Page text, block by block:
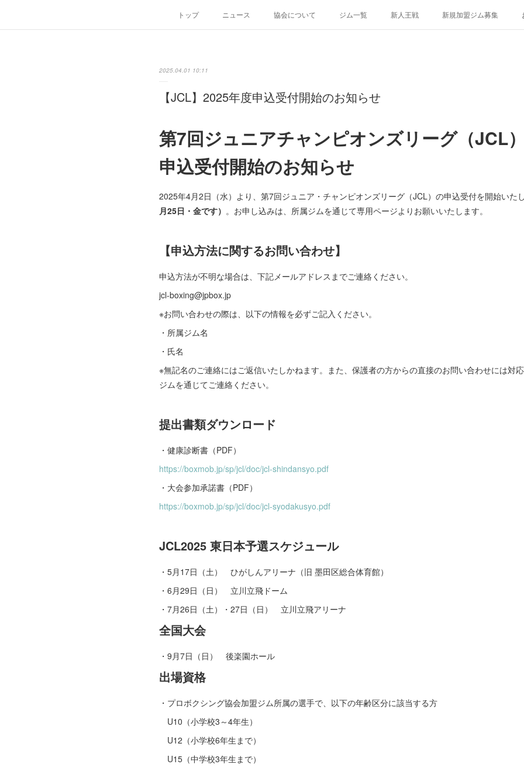
トップ ニュース 協会について ジム一覧 新人王戦 新規加盟ジム募集
2025.04.01 10:11
【JCL】2025年度申込受付開始のお知らせ
第7回ジュニアチャンピオンズリーグ（JCL）
申込受付開始のお知らせ
2025年4月2日（水）より、第7回ジュニア・チャンピオンズリーグ（JCL）の申込受付を開始いた
月25日・金です） 。お申し込みは、所属ジムを通じて専用ページよりお願いいたします。
【申込方法に関するお問い合わせ】
申込方法が不明な場合は、下記メールアドレスまでご連絡ください。
jcl-boxing@jpbox.jp
※お問い合わせの際は、以下の情報を必ずご記入ください。
・所属ジム名
・氏名
※無記名のご連絡にはご返信いたしかねます。また、保護者の方からの直接のお問い合わせには対
ジムを通じてご連絡ください。
提出書類ダウンロード
・健康診断書（PDF）
https://boxmob.jp/sp/jcl/doc/jcl-shindansyo.pdf
・大会参加承諾書（PDF）
https://boxmob.jp/sp/jcl/doc/jcl-syodakusyo.pdf
JCL2025 東日本予選スケジュール
・5月17日（土） ひがしんアリーナ（旧 墨田区総合体育館）
・6月29日（日） 立川立飛ドーム
・7月26日（土）・27日（日） 立川立飛アリーナ
全国大会
・9月7日（日） 後楽園ホール
出場資格
・プロボクシング協会加盟ジム所属の選手で、以下の年齢区分に該当する方
U10（小学校3～4年生）
U12（小学校6年生まで）
U15（中学校3年生まで）